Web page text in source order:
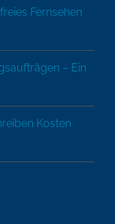
Fernsehen
– Ein
Kosten